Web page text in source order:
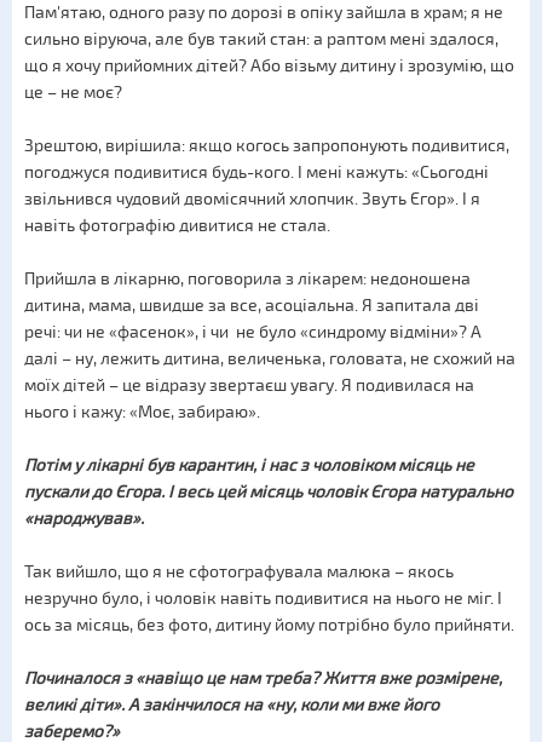
Пам'ятаю, одного разу по дорозі в опіку зайшла в храм; я не
сильно віруюча, але був такий стан: а раптом мені здалося,
що я хочу прийомних дітей? Або візьму дитину і зрозумію, що
це – не моє?
Зрештою, вирішила: якщо когось запропонують подивитися,
погоджуся подивитися будь-кого. І мені кажуть: «Сьогодні
звільнився чудовий двомісячний хлопчик. Звуть Єгор». І я
навіть фотографію дивитися не стала.
Прийшла в лікарню, поговорила з лікарем: недоношена
дитина, мама, швидше за все, асоціальна. Я запитала дві
речі: чи не «фасенок», і чи не було «синдрому відміни»? А
далі – ну, лежить дитина, величенька, головата, не схожий на
моїх дітей – це відразу звертаєш увагу. Я подивилася на
нього і кажу: «Моє, забираю».
Потім у лікарні був карантин, і нас з чоловіком місяць не
пускали до Єгора. І весь цей місяць чоловік Єгора натурально
«народжував».
Так вийшло, що я не сфотографувала малюка – якось
незручно було, і чоловік навіть подивитися на нього не міг. І
ось за місяць, без фото, дитину йому потрібно було прийняти.
Починалося з «навіщо це нам треба? Життя вже розмірене,
великі діти». А закінчилося на «ну, коли ми вже його
заберемо?»